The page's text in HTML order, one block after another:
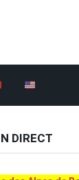
DIRECT